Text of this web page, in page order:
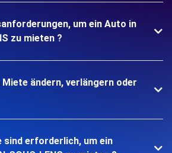
um ein Auto in
zu mieten ?
Miete ändern, verlängern oder
sind erforderlich, um ein